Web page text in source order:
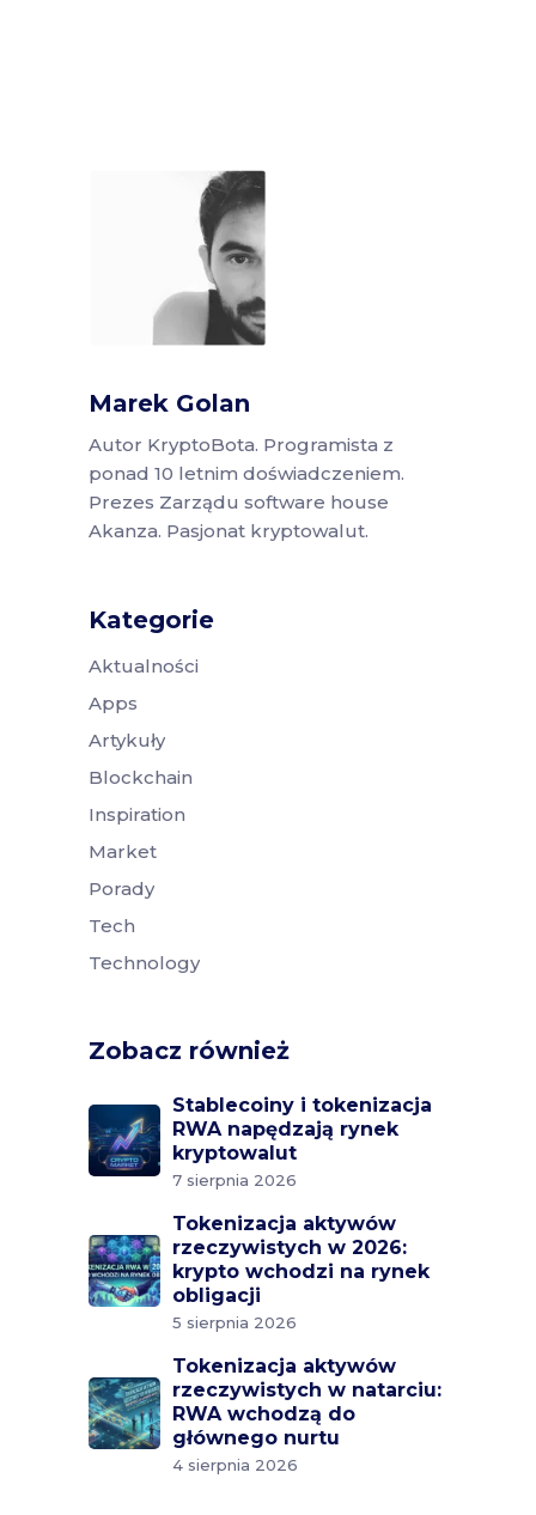
Marek Golan
Autor KryptoBota. Programista z
ponad 10 letnim doświadczeniem.
Prezes Zarządu software house
Akanza. Pasjonat kryptowalut.
Kategorie
Aktualności
Apps
Artykuły
Blockchain
Inspiration
Market
Porady
Tech
Technology
Zobacz również
Stablecoiny i tokenizacja
RWA napędzają rynek
kryptowalut
7 sierpnia 2026
Tokenizacja aktywów
rzeczywistych w 2026:
krypto wchodzi na rynek
obligacji
5 sierpnia 2026
Tokenizacja aktywów
rzeczywistych w natarciu:
RWA wchodzą do
głównego nurtu
4 sierpnia 2026